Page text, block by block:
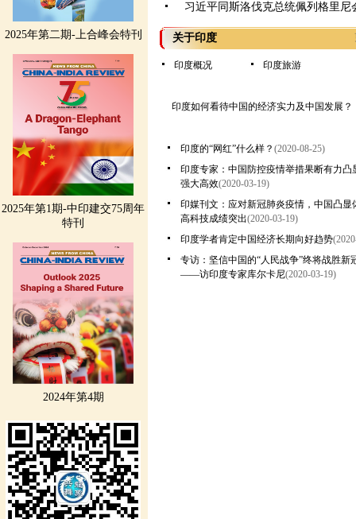
2025年第二期-上合峰会特刊
2025年第1期-中印建交75周年
特刊
2024年第4期
习近平同斯洛伐克总统佩列格里尼
关于印度
印度概况 印度旅游
印度如何看待中国的经济实力及中国发展？
印度的“网红”什么样？ (2020-08-25)
印度专家：中国防控疫情举措果断有力凸
强大高效(2020-03-19)
印媒刊文：应对新冠肺炎疫情，中国凸显
高科技成绩突出(2020-03-19)
印度学者肯定中国经济长期向好趋势
专访：坚信中国的“人民战争”终将战胜新
——访印度专家库尔卡尼(2020-03-19)